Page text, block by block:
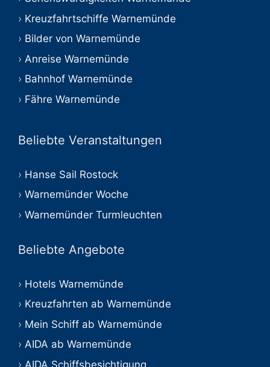
Kreuzfahrtschiffe Warnemünde
Bilder von Warnemünde
Anreise Warnemünde
Bahnhof Warnemünde
Fähre Warnemünde
Beliebte Veranstaltungen
Hanse Sail Rostock
Warnemünder Woche
Warnemünder Turmleuchten
Beliebte Angebote
Hotels Warnemünde
Kreuzfahrten ab Warnemünde
Mein Schiff ab Warnemünde
AIDA ab Warnemünde
AIDA Schiffsbesichtigung